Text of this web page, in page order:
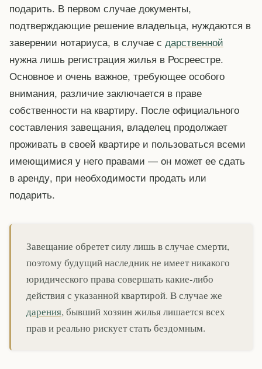
подарить. В первом случае документы,
подтверждающие решение владельца, нуждаются в
заверении нотариуса, в случае с дарственной
нужна лишь регистрация жилья в Росреестре.
Основное и очень важное, требующее особого
внимания, различие заключается в праве
собственности на квартиру. После официального
составления завещания, владелец продолжает
проживать в своей квартире и пользоваться всеми
имеющимися у него правами — он может ее сдать
в аренду, при необходимости продать или
подарить.
Завещание обретет силу лишь в случае смерти,
поэтому будущий наследник не имеет никакого
юридического права совершать какие-либо
действия с указанной квартирой. В случае же
дарения, бывший хозяин жилья лишается всех
прав и реально рискует стать бездомным.